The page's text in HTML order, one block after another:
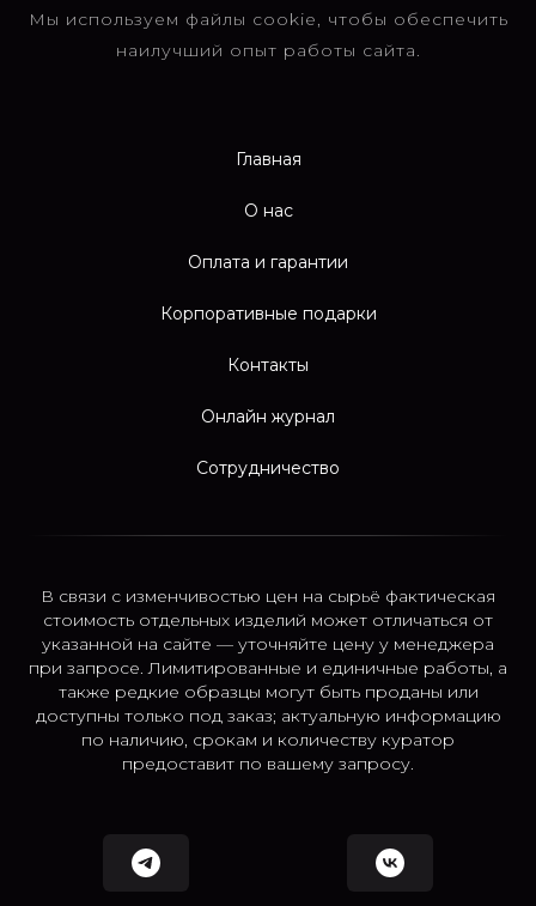
Мы используем файлы cookie, чтобы обеспечить
наилучший опыт работы сайта.
Главная
О нас
Оплата и гарантии
Корпоративные подарки
Контакты
Онлайн журнал
Сотрудничество
В связи с изменчивостью цен на сырьё фактическая
стоимость отдельных изделий может отличаться от
указанной на сайте — уточняйте цену у менеджера
при запросе. Лимитированные и единичные работы, а
также редкие образцы могут быть проданы или
доступны только под заказ; актуальную информацию
по наличию, срокам и количеству куратор
предоставит по вашему запросу.